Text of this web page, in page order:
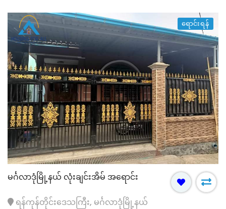
ရောင်းရန်
မင်္ဂလာဒုံမြို့နယ် လုံးချင်းအိမ် အရောင်း
ရန်ကုန်တိုင်းဒေသကြီး, မင်္ဂလာဒုံမြို့နယ်